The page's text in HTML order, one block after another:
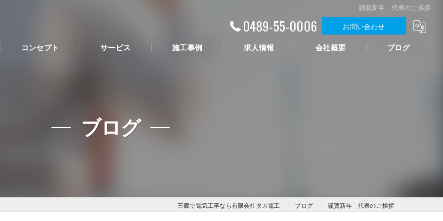
謹賀新年 代表のご挨拶
0489-55-0006 お問い合わせ
コンセプト サービス 施工事例 求人情報 会社概要 ブログ
ブログ
三郷で電気工事なら有限会社タカ電工 ブログ 謹賀新年 代表のご挨拶